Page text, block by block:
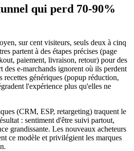
qui perd 70-90%
sur cent visiteurs, seuls deux à cinq
partent à des étapes précises (page
paiement, livraison, retour) pour des
des e-marchands ignorent où ils perdent
recettes génériques (popup réduction,
l'expérience plus qu'elles ne
(CRM, ESP, retargeting) traquent le
: sentiment d'être suivi partout,
grandissante. Les nouveaux acheteurs
ce modèle et privilégient les marques